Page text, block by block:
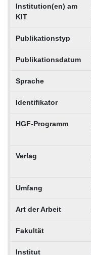
Institution(en) am
KIT
Publikationstyp
Publikationsdatum
Sprache
Identifikator
HGF-Programm
Verlag
Umfang
Art der Arbeit
Fakultät
Institut